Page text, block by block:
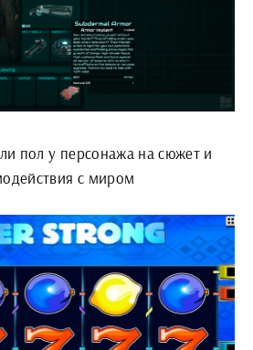
пол у персонажа на сюжет и
с миром